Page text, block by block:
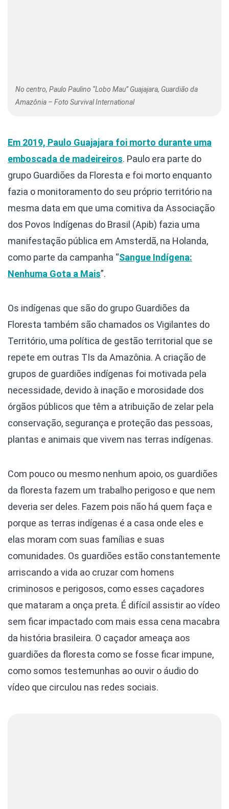
No centro, Paulo Paulino “Lobo Mau” Guajajara, Guardião da
Amazônia – Foto Survival International
Em 2019, Paulo Guajajara foi morto durante uma
emboscada de madeireiros. Paulo era parte do
grupo Guardiões da Floresta e foi morto enquanto
fazia o monitoramento do seu próprio território na
mesma data em que uma comitiva da Associação
dos Povos Indígenas do Brasil (Apib) fazia uma
manifestação pública em Amsterdã, na Holanda,
como parte da campanha “Sangue Indígena:
Nenhuma Gota a Mais”.
Os indígenas que são do grupo Guardiões da
Floresta também são chamados os Vigilantes do
Território, uma política de gestão territorial que se
repete em outras TIs da Amazônia. A criação de
grupos de guardiões indígenas foi motivada pela
necessidade, devido à inação e morosidade dos
órgãos públicos que têm a atribuição de zelar pela
conservação, segurança e proteção das pessoas,
plantas e animais que vivem nas terras indígenas.
Com pouco ou mesmo nenhum apoio, os guardiões
da floresta fazem um trabalho perigoso e que nem
deveria ser deles. Fazem pois não há quem faça e
porque as terras indígenas é a casa onde eles e
elas moram com suas famílias e suas
comunidades. Os guardiões estão constantemente
arriscando a vida ao cruzar com homens
criminosos e perigosos, como esses caçadores
que mataram a onça preta. É difícil assistir ao vídeo
sem ficar impactado com mais essa cena macabra
da história brasileira. O caçador ameaça aos
guardiões da floresta como se fosse ficar impune,
como somos testemunhas ao ouvir o áudio do
vídeo que circulou nas redes sociais.